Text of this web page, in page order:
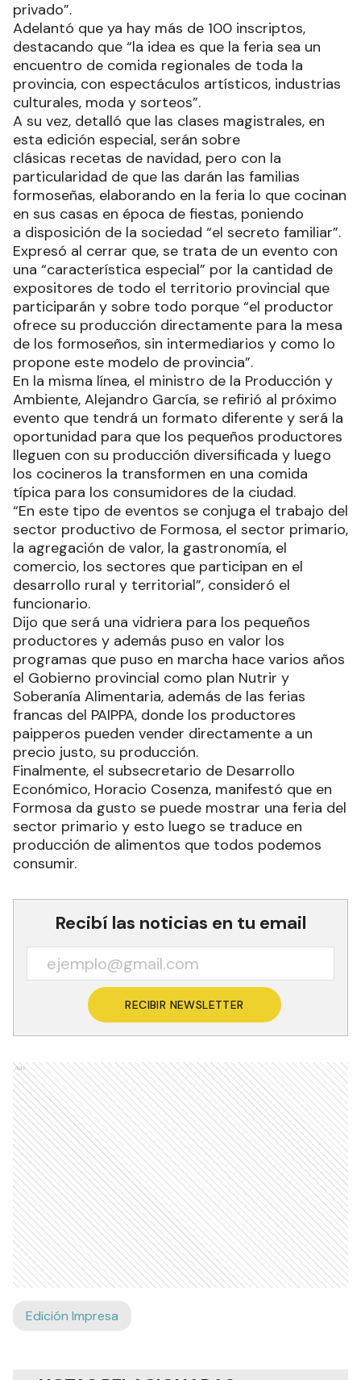
privado”.
Adelantó que ya hay más de 100 inscriptos,
destacando que “la idea es que la feria sea un
encuentro de comida regionales de toda la
provincia, con espectáculos artísticos, industrias
culturales, moda y sorteos”.
A su vez, detalló que las clases magistrales, en
esta edición especial, serán sobre
clásicas recetas de navidad, pero con la
particularidad de que las darán las familias
formoseñas, elaborando en la feria lo que cocinan
en sus casas en época de fiestas, poniendo
a disposición de la sociedad “el secreto familiar”.
Expresó al cerrar que, se trata de un evento con
una “característica especial” por la cantidad de
expositores de todo el territorio provincial que
participarán y sobre todo porque “el productor
ofrece su producción directamente para la mesa
de los formoseños, sin intermediarios y como lo
propone este modelo de provincia”.
En la misma línea, el ministro de la Producción y
Ambiente, Alejandro García, se refirió al próximo
evento que tendrá un formato diferente y será la
oportunidad para que los pequeños productores
lleguen con su producción diversificada y luego
los cocineros la transformen en una comida
típica para los consumidores de la ciudad.
“En este tipo de eventos se conjuga el trabajo del
sector productivo de Formosa, el sector primario,
la agregación de valor, la gastronomía, el
comercio, los sectores que participan en el
desarrollo rural y territorial”, consideró el
funcionario.
Dijo que será una vidriera para los pequeños
productores y además puso en valor los
programas que puso en marcha hace varios años
el Gobierno provincial como plan Nutrir y
Soberanía Alimentaria, además de las ferias
francas del PAIPPA, donde los productores
paipperos pueden vender directamente a un
precio justo, su producción.
Finalmente, el subsecretario de Desarrollo
Económico, Horacio Cosenza, manifestó que en
Formosa da gusto se puede mostrar una feria del
sector primario y esto luego se traduce en
producción de alimentos que todos podemos
consumir.
Recibí las noticias en tu email
RECIBIR NEWSLETTER
Ads
Edición Impresa